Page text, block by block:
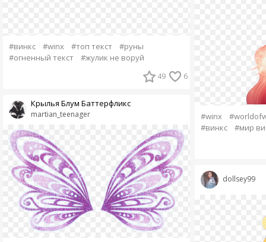
#винкс #winx #топ текст
#руны
#огненный текст
#жулик не воруй
49 6
martian_teenager
Крылья Блум Баттерфликс
#winx
#винкс
#мир
dollsey99